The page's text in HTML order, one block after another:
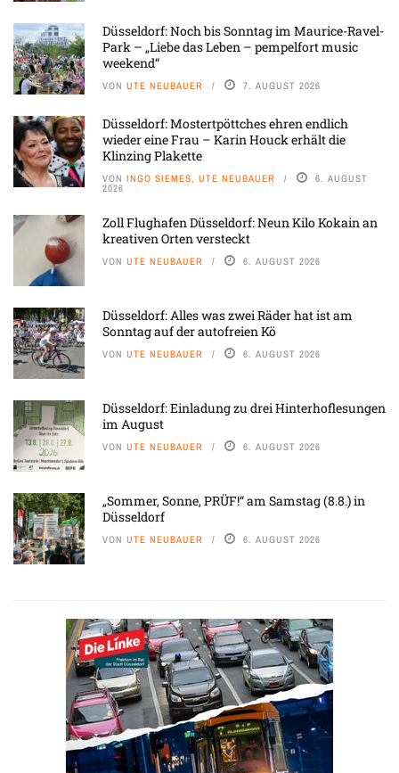
Düsseldorf: Noch bis Sonntag im Maurice-Ravel-
Park – „Liebe das Leben – pempelfort music
weekend“
VON UTE NEUBAUER 7. AUGUST 2026
Düsseldorf: Mostertpöttches ehren endlich
wieder eine Frau – Karin Houck erhält die
Klinzing Plakette
VON INGO SIEMES, UTE NEUBAUER 6. AUGUST
2026
Zoll Flughafen Düsseldorf: Neun Kilo Kokain an
kreativen Orten versteckt
VON UTE NEUBAUER 6. AUGUST 2026
Düsseldorf: Alles was zwei Räder hat ist am
Sonntag auf der autofreien Kö
VON UTE NEUBAUER 6. AUGUST 2026
Düsseldorf: Einladung zu drei Hinterhoflesungen
im August
VON UTE NEUBAUER 6. AUGUST 2026
„Sommer, Sonne, PRÜF!“ am Samstag (8.8.) in
Düsseldorf
VON UTE NEUBAUER 6. AUGUST 2026